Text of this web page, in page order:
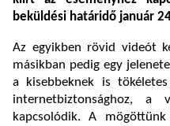
beküldési határidő január
Az egyikben rövid videót
másikban pedig egy
a kisebbeknek is
internetbiztonsághoz, a
kapcsolódik. A